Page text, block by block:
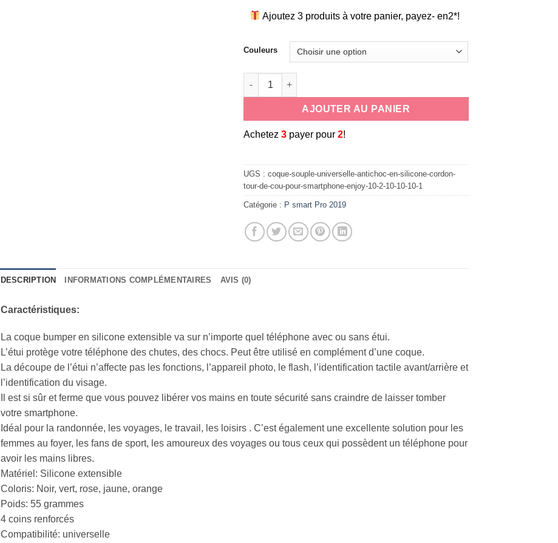
Ajoutez 3 produits à votre panier, payez- en2*!
Couleurs
quantité de coque souple universelle antichoc en silicone cordon tour de
AJOUTER AU PANIER
Achetez3 payer pour2!
UGS :coque-souple-universelle-antichoc-en-silicone-cordon-
tour-de-cou-pour-smartphone-enjoy-10-2-10-10-10-1
Catégorie : P smart Pro 2019
DESCRIPTION INFORMATIONS COMPLÉMENTAIRES AVIS (0)
Caractéristiques:
La coque bumper en silicone extensible va sur n’importe quel téléphone avec ou sans étui.
L’étui protège votre téléphone des chutes, des chocs. Peut être utilisé en complément d’une coque.
La découpe de l’étui n’affecte pas les fonctions, l’appareil photo, le flash, l’identification tactile avant/arrière et
l’identification du visage.
Il est si sûr et ferme que vous pouvez libérer vos mains en toute sécurité sans craindre de laisser tomber
votre smartphone.
Idéal pour la randonnée, les voyages, le travail, les loisirs . C’est également une excellente solution pour les
femmes au foyer, les fans de sport, les amoureux des voyages ou tous ceux qui possèdent un téléphone pour
avoir les mains libres.
Matériel: Silicone extensible
Coloris: Noir, vert, rose, jaune, orange
Poids: 55 grammes
4 coins renforcés
Compatibilité: universelle